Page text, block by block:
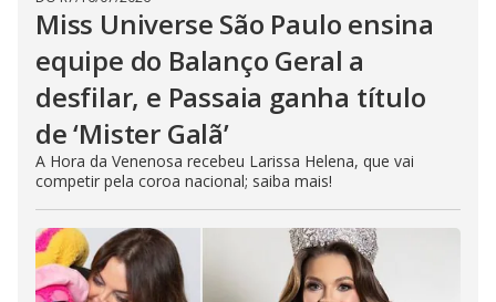
Miss Universe São Paulo ensina
equipe do Balanço Geral a
desfilar, e Passaia ganha título
de ‘Mister Galã’
A Hora da Venenosa recebeu Larissa Helena, que vai
competir pela coroa nacional; saiba mais!